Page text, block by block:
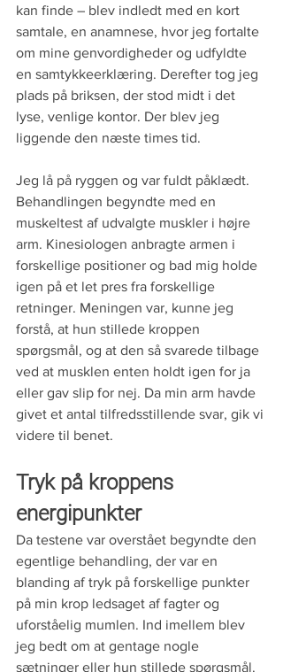
kan finde – blev indledt med en kort
samtale, en anamnese, hvor jeg fortalte
om mine genvordigheder og udfyldte
en samtykkeerklæring. Derefter tog jeg
plads på briksen, der stod midt i det
lyse, venlige kontor. Der blev jeg
liggende den næste times tid.
Jeg lå på ryggen og var fuldt påklædt.
Behandlingen begyndte med en
muskeltest af udvalgte muskler i højre
arm. Kinesiologen anbragte armen i
forskellige positioner og bad mig holde
igen på et let pres fra forskellige
retninger. Meningen var, kunne jeg
forstå, at hun stillede kroppen
spørgsmål, og at den så svarede tilbage
ved at musklen enten holdt igen for ja
eller gav slip for nej. Da min arm havde
givet et antal tilfredsstillende svar, gik vi
videre til benet.
Tryk på kroppens
energipunkter
Da testene var overstået begyndte den
egentlige behandling, der var en
blanding af tryk på forskellige punkter
på min krop ledsaget af fagter og
uforståelig mumlen. Ind imellem blev
jeg bedt om at gentage nogle
sætninger eller hun stillede spørgsmål.